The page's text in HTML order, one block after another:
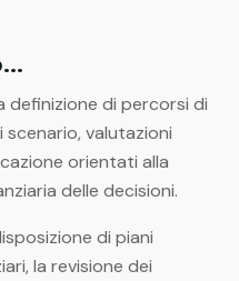
definizione di percorsi di
valutazioni
orientati alla
delle decisioni.
di piani
la revisione dei